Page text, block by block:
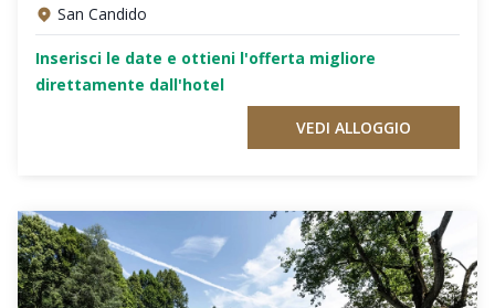
San Candido
Inserisci le date e ottieni l'offerta migliore
direttamente dall'hotel
VEDI ALLOGGIO